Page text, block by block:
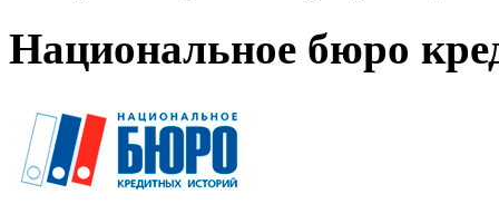
Национальное бюро